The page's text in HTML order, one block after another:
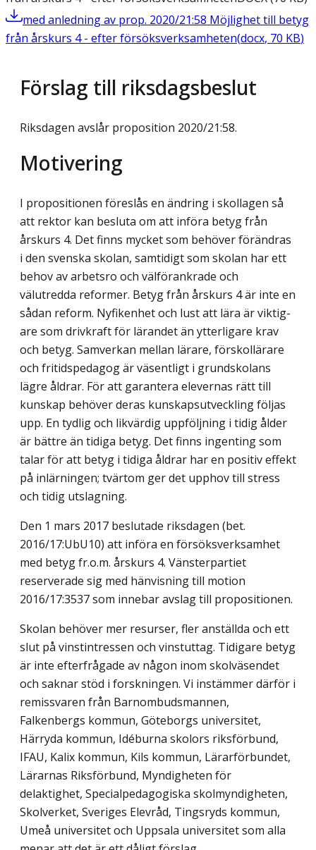
med anledning av prop. 2020/21:58 Möjlighet till betyg
från årskurs 4 - efter försöksverksamheten(docx, 70 KB)
Förslag till riksdagsbeslut
Riksdagen avslår proposition 2020/21:58.
Motivering
I propositionen föreslås en ändring i skollagen så
att rektor kan besluta om att införa betyg från
årskurs 4. Det finns mycket som behöver förändras
i den svenska skolan, samtidigt som skolan har ett
behov av arbetsro och välförankrade och
välutredda refor­mer. Betyg från årskurs 4 är inte en
sådan reform. Nyfikenhet och lust att lära är viktig­
are som drivkraft för lärandet än ytterligare krav
och betyg. Samverkan mellan lärare, förskollärare
och fritidspedagog är väsentligt i grundskolans
lägre åldrar. För att garan­tera elevernas rätt till
kunskap behöver deras kunskapsutveckling följas
upp. En tydlig och likvärdig uppföljning i tidig ålder
är bättre än tidiga betyg. Det finns ingenting som
talar för att betyg i tidiga åldrar har en positiv effekt
på inlärningen; tvärtom ger det upphov till stress
och tidig utslagning.
Den 1 mars 2017 beslutade riksdagen (bet.
2016/17:UbU10) att införa en försöksverk­samhet
med betyg fr.o.m. årskurs 4. Vänsterpartiet
reserverade sig med hänvisning till motion
2016/17:3537 som innebar avslag till propositionen.
Skolan behöver mer resurser, fler anställda och ett
slut på vinstintressen och vinst­uttag. Tidigare betyg
är inte efterfrågade av någon inom skolväsendet
och saknar stöd i forskningen. Vi instämmer därför i
remissvaren från Barnombudsmannen,
Falkenbergs kommun, Göteborgs universitet,
Härryda kommun, Idéburna skolors riksförbund,
IFAU, Kalix kommun, Kils kommun, Lärarförbundet,
Lärarnas Riksförbund, Myndigheten för
delaktighet, Specialpedagogiska skolmyndigheten,
Skolverket, Sveriges Elevråd, Tingsryds kommun,
Umeå universitet och Uppsala universitet som alla